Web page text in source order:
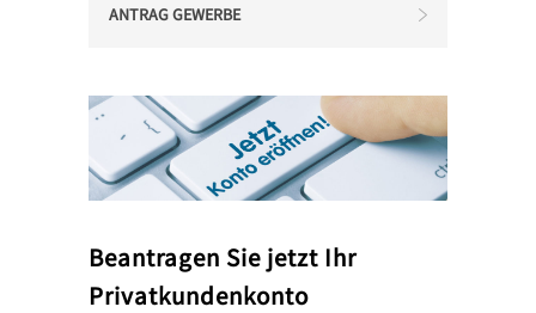
ANTRAG GEWERBE
Beantragen Sie jetzt Ihr
Privatkundenkonto